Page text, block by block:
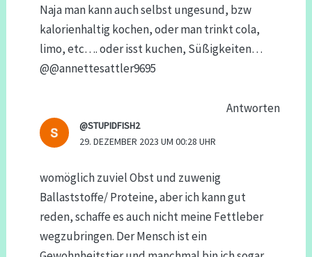
Naja man kann auch selbst ungesund, bzw
kalorienhaltig kochen, oder man trinkt cola,
limo, etc…. oder isst kuchen, Süßigkeiten…​
@@annettesattler9695
Antworten
@STUPIDFISH2
29. DEZEMBER 2023 UM 00:28 UHR
womöglich zuviel Obst und zuwenig
Ballaststoffe/ Proteine, aber ich kann gut
reden, schaffe es auch nicht meine Fettleber
wegzubringen. Der Mensch ist ein